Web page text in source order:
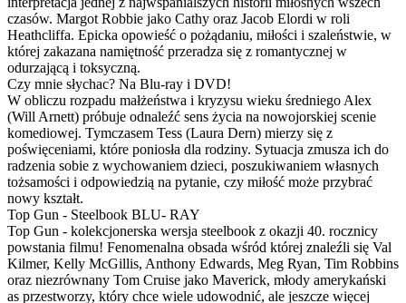
czasów. Margot Robbie jako Cathy oraz Jacob Elordi w roli
Heathcliffa. Epicka opowieść o pożądaniu, miłości i szaleństwie, w
której zakazana namiętność przeradza się z romantycznej w
odurzającą i toksyczną.
Czy mnie słychac? Na Blu-ray i DVD!
W obliczu rozpadu małżeństwa i kryzysu wieku średniego Alex
(Will Arnett) próbuje odnaleźć sens życia na nowojorskiej scenie
komediowej. Tymczasem Tess (Laura Dern) mierzy się z
poświęceniami, które poniosła dla rodziny. Sytuacja zmusza ich do
radzenia sobie z wychowaniem dzieci, poszukiwaniem własnych
tożsamości i odpowiedzią na pytanie, czy miłość może przybrać
nowy kształt.
Top Gun - Steelbook BLU- RAY
Top Gun - kolekcjonerska wersja steelbook z okazji 40. rocznicy
powstania filmu! Fenomenalna obsada wśród której znaleźli się Val
Kilmer, Kelly McGillis, Anthony Edwards, Meg Ryan, Tim Robbins
oraz niezrównany Tom Cruise jako Maverick, młody amerykański
as przestworzy, który chce wiele udowodnić, ale jeszcze więcej